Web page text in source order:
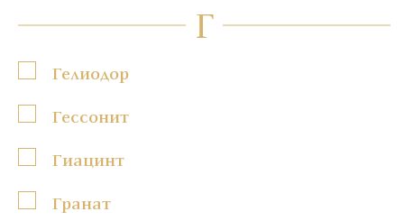
Г
Гелиодор
Гессонит
Гиацинт
Гранат